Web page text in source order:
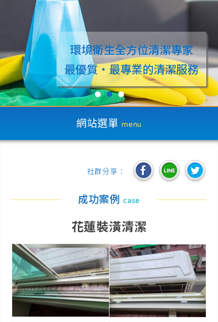
環境衛生全方位清潔專家
最優質‧最專業的清潔服務
● ● ●
網站選單 menu
社群分享：
成功案例 case
花蓮裝潢清潔